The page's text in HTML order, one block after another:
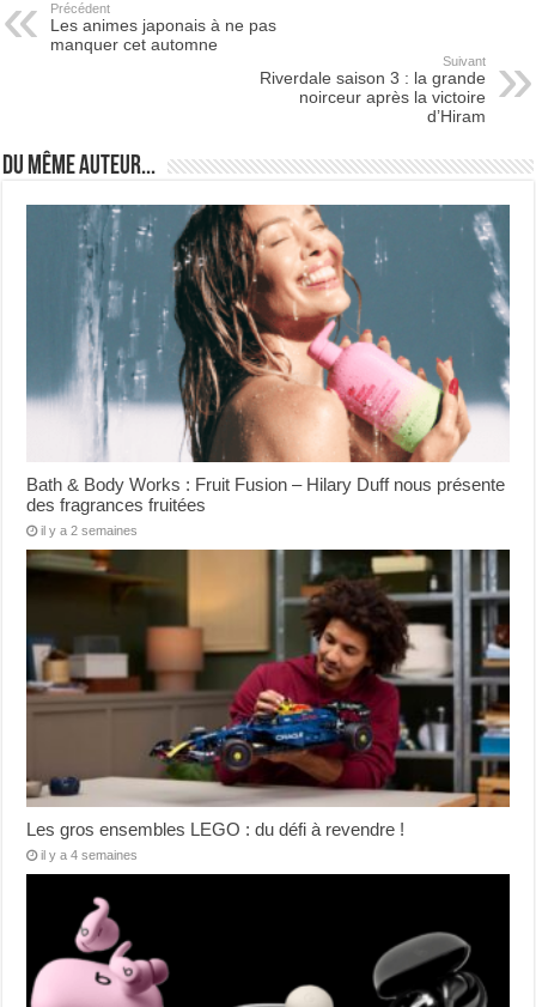
Précédent
Les animes japonais à ne pas
manquer cet automne
Suivant
Riverdale saison 3 : la grande
noirceur après la victoire
d’Hiram
Du même auteur...
Bath & Body Works : Fruit Fusion – Hilary Duff nous présente
des fragrances fruitées
il y a 2 semaines
Les gros ensembles LEGO : du défi à revendre !
il y a 4 semaines